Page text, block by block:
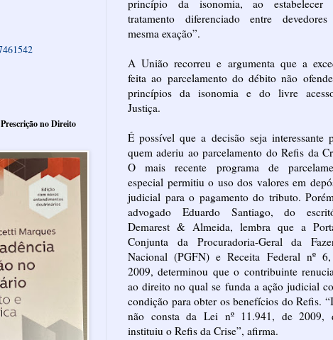
princípio da isonomia, ao estabelecer
tratamento diferenciado entre
mesma exação”.
A União recorreu e argumenta que a
feita ao parcelamento do débito não
princípios da isonomia e do livre
Justiça.
É possível que a decisão seja interessante
quem aderiu ao parcelamento do Refis da
O mais recente programa de
especial permitiu o uso dos valores em
judicial para o pagamento do tributo.
advogado Eduardo Santiago, do
Demarest & Almeida, lembra que a
Conjunta da Procuradoria-Geral da
Nacional (PGFN) e Receita Federal nº
2009, determinou que o contribuinte
ao direito no qual se funda a ação judicial
condição para obter os benefícios do Refis.
não consta da Lei nº 11.941, de 2009,
instituiu o Refis da Crise”, afirma.
no Direito